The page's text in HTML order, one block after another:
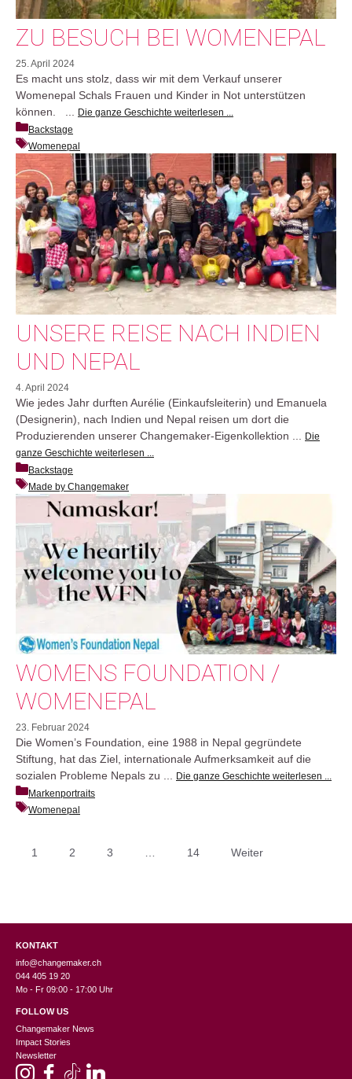
ZU BESUCH BEI WOMENEPAL
25. April 2024
Es macht uns stolz, dass wir mit dem Verkauf unserer
Womenepal Schals Frauen und Kinder in Not unterstützen
können. ... Die ganze Geschichte weiterlesen ...
Backstage
Womenepal
UNSERE REISE NACH INDIEN
UND NEPAL
4. April 2024
Wie jedes Jahr durften Aurélie (Einkaufsleiterin) und Emanuela
(Designerin), nach Indien und Nepal reisen um dort die
Produzierenden unserer Changemaker-Eigenkollektion ...
Die
ganze Geschichte weiterlesen ...
Backstage
Made by Changemaker
WOMENS FOUNDATION /
WOMENEPAL
23. Februar 2024
Die Women’s Foundation, eine 1988 in Nepal gegründete
Stiftung, hat das Ziel, internationale Aufmerksamkeit auf die
sozialen Probleme Nepals zu ...
Die ganze Geschichte weiterlesen ...
Markenportraits
Womenepal
1 2 3 14 Weiter
KONTAKT
info@changemaker.ch
044 405 19 20
Mo - Fr 09:00 - 17:00 Uhr
FOLLOW US
Changemaker News
Impact Stories
Newsletter